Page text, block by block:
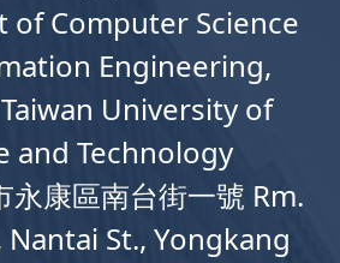
of Computer Science
Engineering,
University of
and Technology
永康區南台街一號 Rm.
Nantai St., Yongkang